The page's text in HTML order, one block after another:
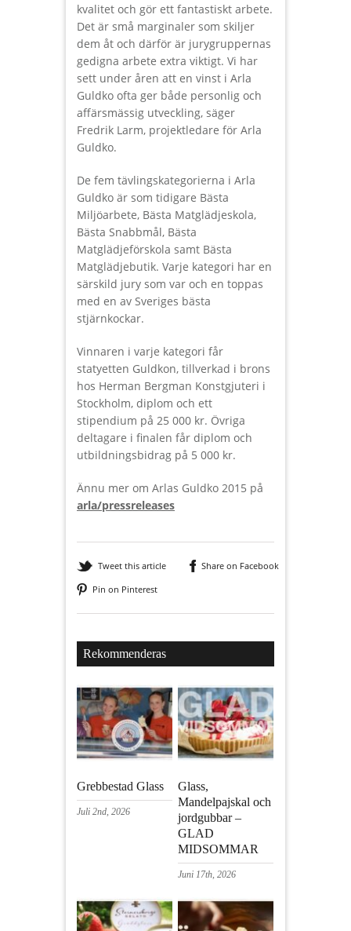
kvalitet och gör ett fantastiskt arbete.
Det är små marginaler som skiljer
dem åt och därför är jurygruppernas
gedigna arbete extra viktigt. Vi har
sett under åren att en vinst i Arla
Guldko ofta ger både personlig och
affärsmässig utveckling, säger
Fredrik Larm, projektledare för Arla
Guldko.
De fem tävlingskategorierna i Arla
Guldko är som tidigare Bästa
Miljöarbete, Bästa Matglädjeskola,
Bästa Snabbmål, Bästa
Matglädjeförskola samt Bästa
Matglädjebutik. Varje kategori har en
särskild jury som var och en toppas
med en av Sveriges bästa
stjärnkockar.
Vinnaren i varje kategori får
statyetten Guldkon, tillverkad i brons
hos Herman Bergman Konstgjuteri i
Stockholm, diplom och ett
stipendium på 25 000 kr. Övriga
deltagare i finalen får diplom och
utbildningsbidrag på 5 000 kr.
Ännu mer om Arlas Guldko 2015 på
arla/pressreleases
Tweet this article
Share on Facebook
Pin on Pinterest
Rekommenderas
Grebbestad Glass
Juli 2nd, 2026
Glass,
Mandelpajskal och
jordgubbar –
GLAD
MIDSOMMAR
Juni 17th, 2026